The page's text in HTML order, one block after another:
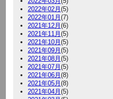
2022年02月 (5)
2022年01月 (7)
2021年12月 (6)
2021年11月 (5)
2021年10月 (5)
2021年09月 (5)
2021年08月 (5)
2021年07月 (5)
2021年06月 (8)
2021年05月 (8)
2021年04月 (5)